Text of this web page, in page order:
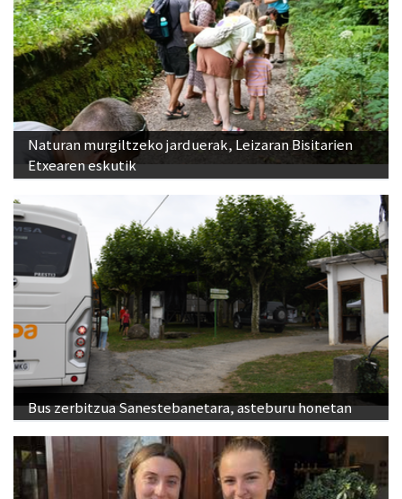
Naturan murgiltzeko jarduerak, Leizaran Bisitarien
Etxearen eskutik
Bus zerbitzua Sanestebanetara, asteburu honetan